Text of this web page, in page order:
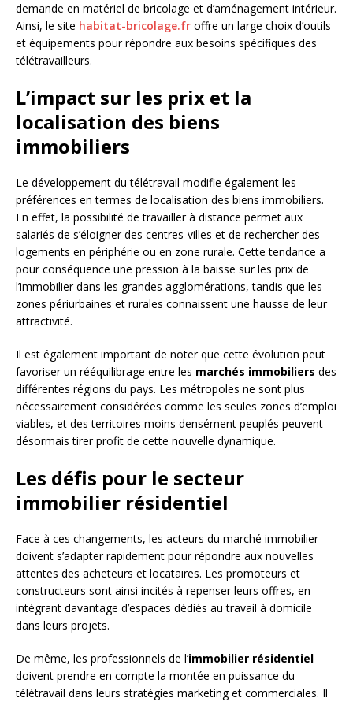
demande en matériel de bricolage et d’aménagement intérieur.
Ainsi, le site habitat-bricolage.fr offre un large choix d’outils
et équipements pour répondre aux besoins spécifiques des
télétravailleurs.
L’impact sur les prix et la
localisation des biens
immobiliers
Le développement du télétravail modifie également les
préférences en termes de localisation des biens immobiliers.
En effet, la possibilité de travailler à distance permet aux
salariés de s’éloigner des centres-villes et de rechercher des
logements en périphérie ou en zone rurale. Cette tendance a
pour conséquence une pression à la baisse sur les prix de
l’immobilier dans les grandes agglomérations, tandis que les
zones périurbaines et rurales connaissent une hausse de leur
attractivité.
Il est également important de noter que cette évolution peut
favoriser un rééquilibrage entre les marchés immobiliers des
différentes régions du pays. Les métropoles ne sont plus
nécessairement considérées comme les seules zones d’emploi
viables, et des territoires moins densément peuplés peuvent
désormais tirer profit de cette nouvelle dynamique.
Les défis pour le secteur
immobilier résidentiel
Face à ces changements, les acteurs du marché immobilier
doivent s’adapter rapidement pour répondre aux nouvelles
attentes des acheteurs et locataires. Les promoteurs et
constructeurs sont ainsi incités à repenser leurs offres, en
intégrant davantage d’espaces dédiés au travail à domicile
dans leurs projets.
De même, les professionnels de l’immobilier résidentiel
doivent prendre en compte la montée en puissance du
télétravail dans leurs stratégies marketing et commerciales. Il